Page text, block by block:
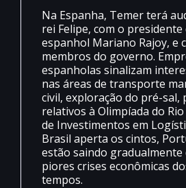
Na Espanha, Temer terá
rei Felipe, com o
espanhol Mariano Rajoy, e
membros do governo.
espanholas sinalizam
nas áreas de transporte
civil, exploração do pré-sal,
relativos à Olimpíada do
de Investimentos em
Brasil aperta os cintos,
estão saindo gradualmente
piores crises econômicas
tempos.